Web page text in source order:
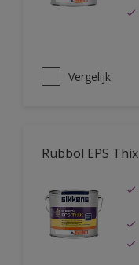
Vergelijk
Rubbol EPS Thix